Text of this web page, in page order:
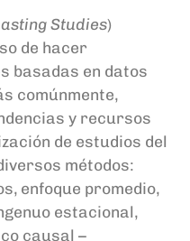
Studies)
de hacer
basadas en datos
comúnmente,
y recursos
de estudios del
métodos:
enfoque promedio,
estacional,
causal –